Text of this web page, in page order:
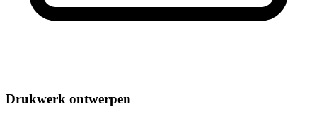
Drukwerk ontwerpen